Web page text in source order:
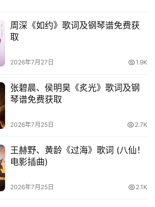
周深《如约》歌词及钢琴谱免费获
取
2026年7月27日 1.9K
张碧晨、侯明昊《炙光》歌词及钢
琴谱免费获取
2026年7月25日 2.7K
王赫野、黄龄《过海》歌词 (八仙！
电影插曲)
2026年7月25日 2.1K